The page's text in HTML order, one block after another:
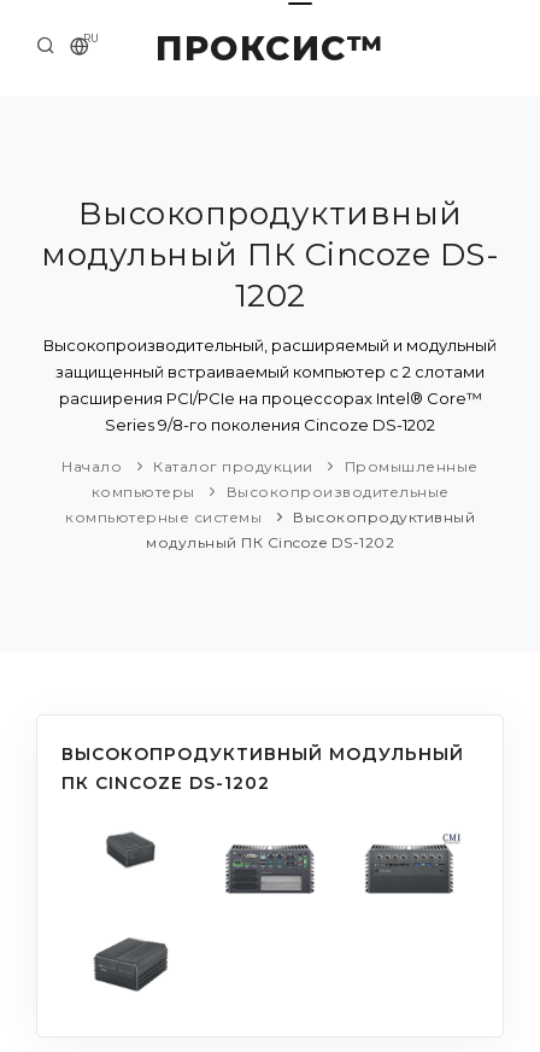
ПРОКСИС™
RU
О КОМПАНИИ
ПРИМЕРЫ И РЕШЕНИЯ
КАТАЛОГ ПРОДУКЦИИ
ПРЕСС-ЦЕНТР
Высокопродуктивный
модульный ПК Cincoze DS-
1202
Высокопроизводительный, расширяемый и модульный
защищенный встраиваемый компьютер с 2 слотами
расширения PCI/PCIe на процессорах Intel® Core™
Series 9/8-го поколения Cincoze DS-1202
Начало Каталог продукции
Промышленные
компьютеры
Высокопроизводительные
компьютерные системы
Высокопродуктивный
модульный ПК Cincoze DS-1202
ВЫСОКОПРОДУКТИВНЫЙ МОДУЛЬНЫЙ
ПК CINCOZE DS-1202